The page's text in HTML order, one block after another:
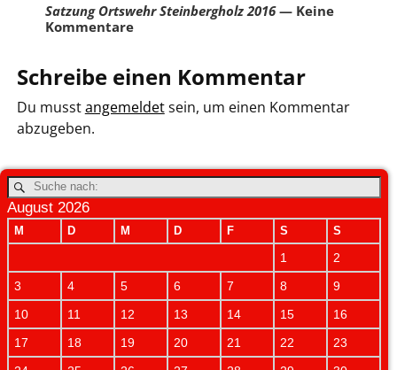
Satzung Ortswehr Steinbergholz 2016— Keine
Kommentare
Schreibe einen Kommentar
Du musstangemeldetsein, um einen Kommentar
abzugeben.
August 2026
M D M D F S S
1
2
3
4 5 6 7 8
9
10
11 12 13 14 15
16
17
18 19 20 21 22
23